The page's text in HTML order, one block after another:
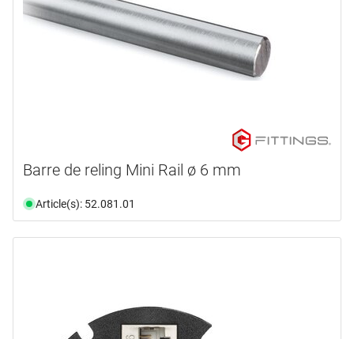
Barre de reling Mini Rail ø 6 mm
Article(s): 52.081.01